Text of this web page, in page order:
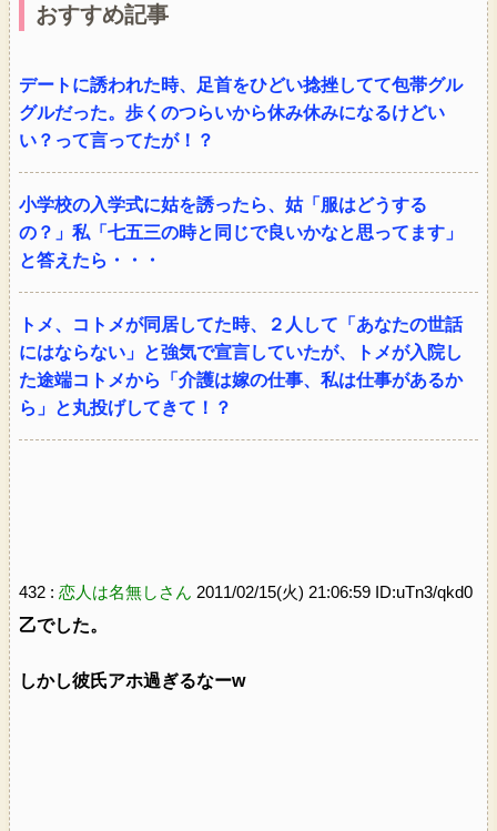
おすすめ記事
デートに誘われた時、足首をひどい捻挫してて包帯グル
グルだった。歩くのつらいから休み休みになるけどい
い？って言ってたが！？
小学校の入学式に姑を誘ったら、姑「服はどうする
の？」私「七五三の時と同じで良いかなと思ってます」
と答えたら・・・
トメ、コトメが同居してた時、２人して「あなたの世話
にはならない」と強気で宣言していたが、トメが入院し
た途端コトメから「介護は嫁の仕事、私は仕事があるか
ら」と丸投げしてきて！？
432 : 恋人は名無しさん 2011/02/15(火) 21:06:59 ID:uTn3/qkd0
乙でした。
しかし彼氏アホ過ぎるなーw